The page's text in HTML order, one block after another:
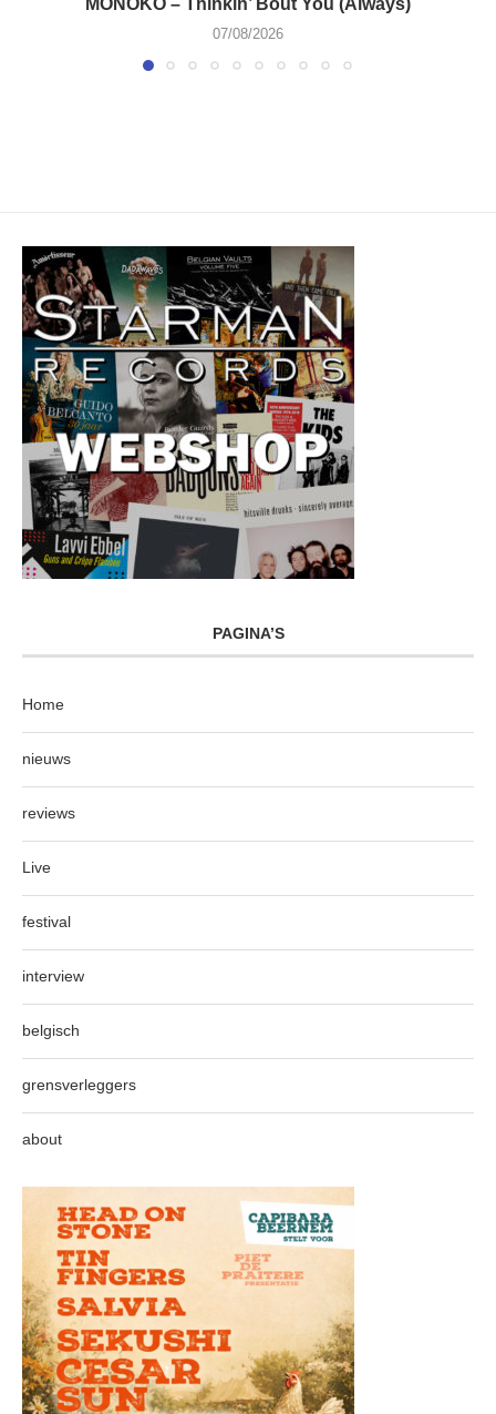
MONOKO – Thinkin’ Bout You (Always)
07/08/2026
PAGINA’S
Home
nieuws
reviews
Live
festival
interview
belgisch
grensverleggers
about